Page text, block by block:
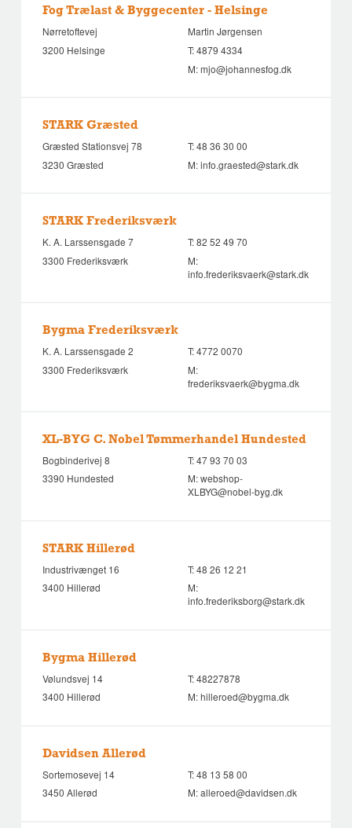
Fog Trælast & Byggecenter - Helsinge
Nørretoftevej
3200 Helsinge
Martin Jørgensen
T:4879 4334
M:mjo@johannesfog.dk
STARK Græsted
Græsted Stationsvej 78
3230 Græsted
T:48 36 30 00
M:info.graested@stark.dk
STARK Frederiksværk
K. A. Larssensgade 7
3300 Frederiksværk
T:82 52 49 70
M:
info.frederiksvaerk@stark.dk
Bygma Frederiksværk
K. A. Larssensgade 2
3300 Frederiksværk
T:4772 0070
M:
frederiksvaerk@bygma.dk
XL-BYG C. Nobel Tømmerhandel Hundested
Bogbinderivej 8
3390 Hundested
T:47 93 70 03
M:webshop-
XLBYG@nobel-byg.dk
STARK Hillerød
Industrivænget 16
3400 Hillerød
T:48 26 12 21
M:
info.frederiksborg@stark.dk
Bygma Hillerød
Vølundsvej 14
3400 Hillerød
T:48227878
M:hilleroed@bygma.dk
Davidsen Allerød
Sortemosevej 14
3450 Allerød
T:48 13 58 00
M:alleroed@davidsen.dk